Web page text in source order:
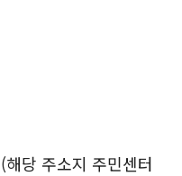
당 주소지 주민센터